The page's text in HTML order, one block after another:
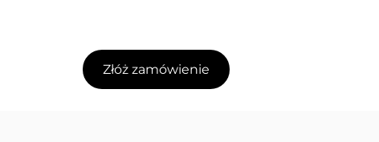
Złóż zamówienie